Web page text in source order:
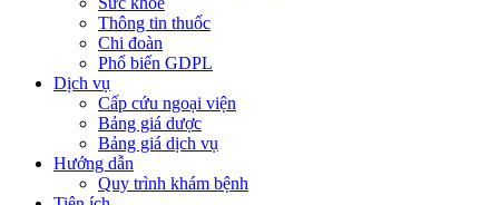
Thông tin thuốc
Chi đoàn
Phổ biến GDPL
Dịch vụ
Cấp cứu ngoại viện
Bảng giá dược
Bảng giá dịch vụ
Hướng dẫn
Quy trình khám bệnh